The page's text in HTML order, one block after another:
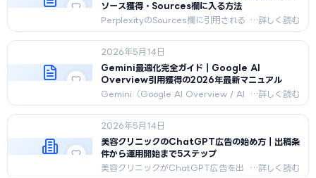
ソース獲得・Sources欄に入る方法
PerplexityのSources欄に引用される
条件と8手法を技術解説。
PerplexityBotクロール許可、質問形
式H2、FAQPage構造化、Pro
Search対策まで2026年5月時点の最
新版。
2026年5月14日
Gemini最適化完全ガイド｜Google AI
Overview引用獲得の2026年最新マニュアル
Gemini（Google AI Overview / AI
Mode / Deep Research）に引用・
推奨される確率を最大化する技術解
説。アーキテクチャ・引用条件・
Featured Snippet継承・10手法・E-
E-A-T・落とし穴まで2026年5月時点
2026年5月14日
美容クリニックのChatGPT広告の始め方｜出稿条
件から運用開始まで5ステップ
美容クリニックがChatGPT広告を出